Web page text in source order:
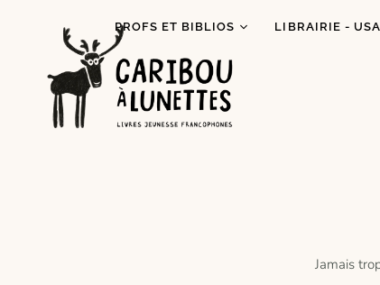
PROFS ET BIBLIOS
Prêt de livres (Détroit)
Dégustations
littéraires
LIBRAIRIE - USA
Jamais